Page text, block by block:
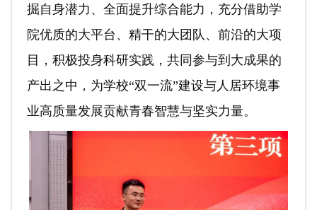
掘自身潜力、全面提升综合能力，充分借助学
院优质的大平台、精干的大团队、前沿的大项
目，积极投身科研实践，共同参与到大成果的
产出之中，为学校“双一流”建设与人居环境事
业高质量发展贡献青春智慧与坚实力量。